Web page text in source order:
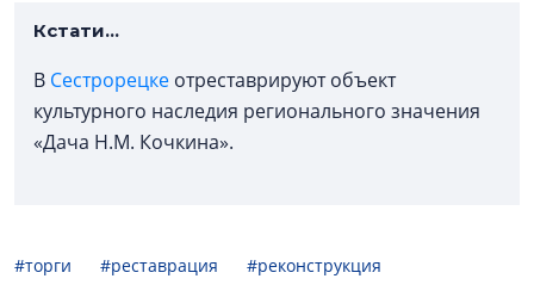
Кстати...
В Сестрорецке отреставрируют объект
культурного наследия регионального значения
«Дача Н.М. Кочкина».
#торги #реставрация
#реконструкция